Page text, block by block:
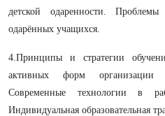
детской одаренности.
одарённых учащихся.
4.Принципы и стратегии
активных форм организации
Современные технологии в
Индивидуальная образовательная